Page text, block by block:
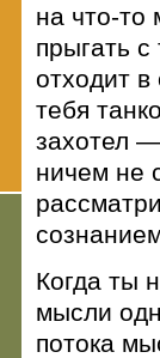
на что-то
прыгать
отходит
тебя
захотел
ничем не
Когда ты
мысли
потока